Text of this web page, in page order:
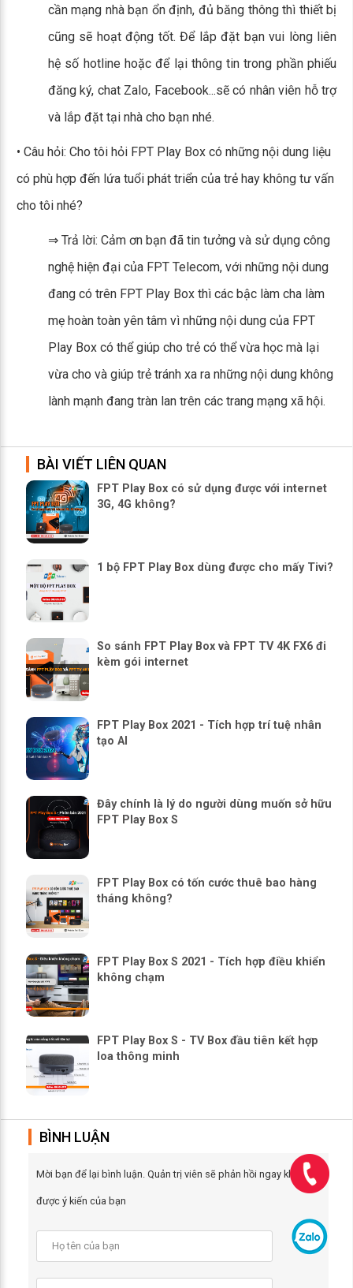
cần mạng nhà bạn ổn định, đủ băng thông thì thiết bị
cũng sẽ hoạt động tốt. Để lắp đặt bạn vui lòng liên
hệ số hotline hoặc để lại thông tin trong phần phiếu
đăng ký, chat Zalo, Facebook...sẽ có nhân viên hỗ trợ
và lắp đặt tại nhà cho bạn nhé.
• Câu hỏi: Cho tôi hỏi FPT Play Box có những nội dung liệu
có phù hợp đến lứa tuổi phát triển của trẻ hay không tư vấn
cho tôi nhé?
⇒ Trả lời: Cảm ơn bạn đã tin tưởng và sử dụng công
nghệ hiện đại của FPT Telecom, với những nội dung
đang có trên FPT Play Box thì các bậc làm cha làm
mẹ hoàn toàn yên tâm vì những nội dung của FPT
Play Box có thể giúp cho trẻ có thể vừa học mà lại
vừa cho và giúp trẻ tránh xa ra những nội dung không
lành mạnh đang tràn lan trên các trang mạng xã hội.
BÀI VIẾT LIÊN QUAN
FPT Play Box có sử dụng được với internet
3G, 4G không?
1 bộ FPT Play Box dùng được cho mấy Tivi?
So sánh FPT Play Box và FPT TV 4K FX6 đi
kèm gói internet
FPT Play Box 2021 - Tích hợp trí tuệ nhân
tạo AI
Đây chính là lý do người dùng muốn sở hữu
FPT Play Box S
FPT Play Box có tốn cước thuê bao hàng
tháng không?
FPT Play Box S 2021 - Tích hợp điều khiển
không chạm
FPT Play Box S - TV Box đầu tiên kết hợp
loa thông minh
BÌNH LUẬN
Mời bạn để lại bình luận. Quản trị viên sẽ phản hồi ngay khi nhận
được ý kiến của bạn